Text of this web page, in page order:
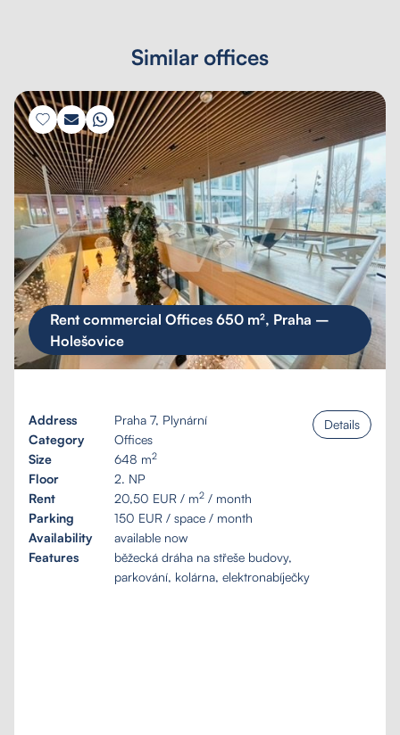
Similar offices
Rent commercial Offices 650 m², Praha –
Holešovice
Address
Praha 7, Plynární
Category
Offices
Size
648 m2
Floor
2. NP
Rent
20,50 EUR / m2 / month
Parking
150 EUR / space / month
Availability
available now
Features
běžecká dráha na střeše budovy,
parkování, kolárna, elektronabíječky
Details